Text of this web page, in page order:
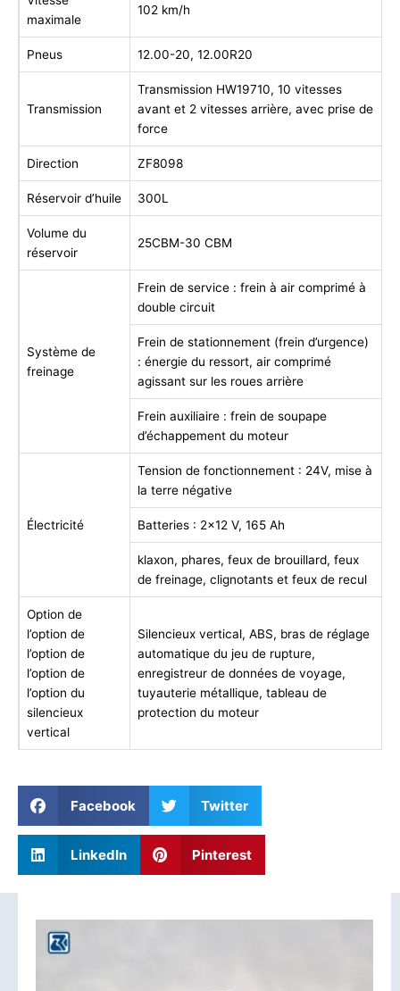
maximale
102 km/h
Pneus 12.00-20, 12.00R20
Transmission
Transmission HW19710, 10 vitesses
avant et 2 vitesses arrière, avec prise de
force
Direction ZF8098
Réservoir d’huile 300L
Volume du
réservoir
25CBM-30 CBM
Système de
freinage
Frein de service : frein à air comprimé à
double circuit
Frein de stationnement (frein d’urgence)
: énergie du ressort, air comprimé
agissant sur les roues arrière
Frein auxiliaire : frein de soupape
d’échappement du moteur
Électricité
Tension de fonctionnement : 24V, mise à
la terre négative
Batteries : 2×12 V, 165 Ah
klaxon, phares, feux de brouillard, feux
de freinage, clignotants et feux de recul
Option de
l’option de
l’option de
l’option de
l’option du
silencieux
vertical
Silencieux vertical, ABS, bras de réglage
automatique du jeu de rupture,
enregistreur de données de voyage,
tuyauterie métallique, tableau de
protection du moteur
Facebook Twitter
LinkedIn Pinterest